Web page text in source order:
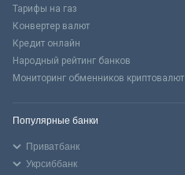
Тарифы на газ
Конвертер валют
Кредит онлайн
Народный рейтинг банков
Мониторинг обменников криптовалют
Популярные банки
Приватбанк
Укрсиббанк